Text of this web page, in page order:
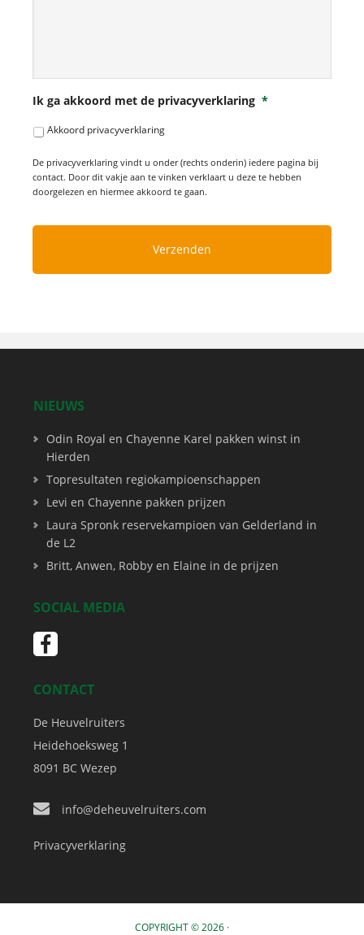
Ik ga akkoord met de privacyverklaring *
Akkoord privacyverklaring
De privacyverklaring vindt u onder (rechts onderin) iedere pagina bij
contact. Door dit vakje aan te vinken verklaart u deze te hebben
doorgelezen en hiermee akkoord te gaan.
NIEUWS
Odin Royal en Chayenne Karel pakken winst in
Hierden
Topresultaten regiokampioenschappen
Levi en Chayenne pakken prijzen
Laura Spronk reservekampioen van Gelderland in
de L2
Britt, Anwen, Robby en Elaine in de prijzen
SOCIAL MEDIA
CONTACT
De Heuvelruiters
Heidehoeksweg 1
8091 BC Wezep
info@deheuvelruiters.com
Privacyverklaring
COPYRIGHT © 2026 ·